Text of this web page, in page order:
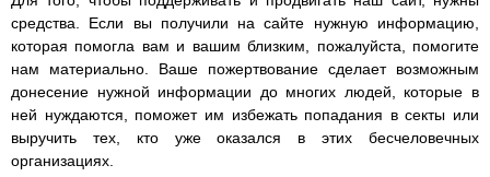
средства. Если вы получили на сайте нужную информацию,
которая помогла вам и вашим близким, пожалуйста, помогите
нам материально. Ваше пожертвование сделает возможным
донесение нужной информации до многих людей, которые в
ней нуждаются, поможет им избежать попадания в секты или
выручить тех, кто уже оказался в этих бесчеловечных
организациях.